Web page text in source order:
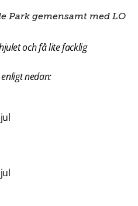
Park gemensamt med LO
och få lite facklig
nedan: